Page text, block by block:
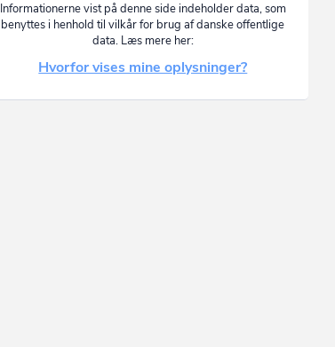
Informationerne vist på denne side indeholder data, som
benyttes i henhold til vilkår for brug af danske offentlige
data. Læs mere her:
Hvorfor vises mine oplysninger?